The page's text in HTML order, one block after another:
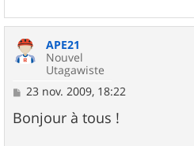
APE21
Nouvel
Utagawiste
M
s
s
23 nov. 2009, 18:22
Bonjour à tous !